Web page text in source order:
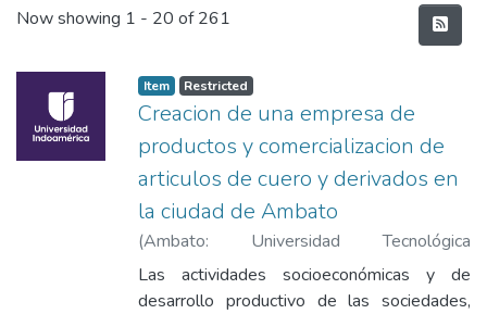
Recent Submissions
Now showing 1 - 20 of 261
Item Restricted
Creacion de una empresa de
productos y comercializacion de
articulos de cuero y derivados en
la ciudad de Ambato
(Ambato: Universidad Tecnológica
Indoamérica,2001 )Rosas Fuentes, Patricio
Fernando; Soto, Alicia
Las actividades socioeconómicas y de
desarrollo productivo de las sociedades,